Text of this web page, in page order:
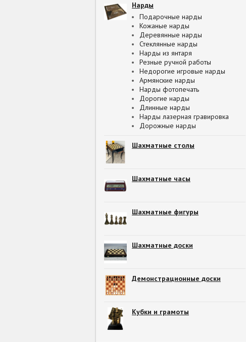
Нарды
Подарочные нарды
Кожаные нарды
Деревянные нарды
Стеклянные нарды
Нарды из янтаря
Резные ручной работы
Недорогие игровые нарды
Армянские нарды
Нарды фотопечать
Дорогие нарды
Длинные нарды
Нарды лазерная гравировка
Дорожные нарды
Шахматные столы
Шахматные часы
Шахматные фигуры
Шахматные доски
Демонстрационные доски
Кубки и грамоты